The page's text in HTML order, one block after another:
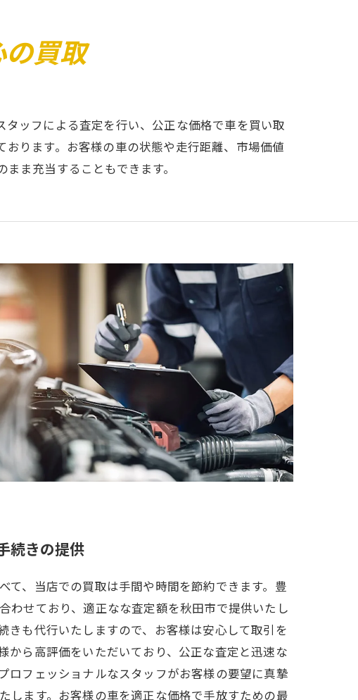
買取
ッフによる査定を行い、公正な価格で車を買い取
ります。お客様の車の状態や走行距離、市場価値
ま充当することもできます。
続きの提供
て、当店での買取は手間や時間を節約できます。豊
わせており、適正なな査定額を秋田市で提供いたし
きも代行いたしますので、お客様は安心して取引を
から高評価をいただいており、公正な査定と迅速な
ロフェッショナルなスタッフがお客様の要望に真摯
します。お客様の車を適正な価格で手放すための最